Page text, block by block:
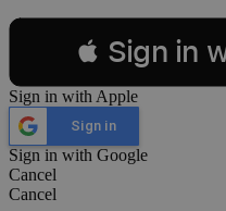
 Sign in
Sign in with Apple
Sign in
Sign in with Google
Cancel
Cancel